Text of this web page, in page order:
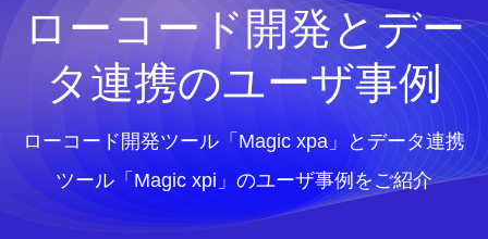
ローコード開発とデー
タ連携のユーザ事例
ローコード開発ツール「Magic xpa」とデータ連携
ツール「Magic xpi」のユーザ事例をご紹介